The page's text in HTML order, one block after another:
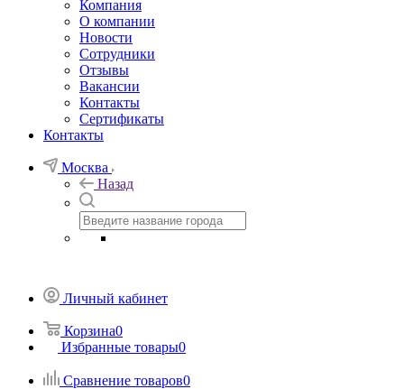
Компания
О компании
Новости
Сотрудники
Отзывы
Вакансии
Контакты
Сертификаты
Контакты
Москва
Назад
Личный кабинет
Корзина0
Избранные товары0
Сравнение товаров0